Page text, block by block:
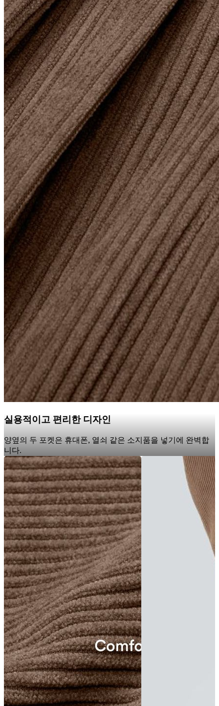
실용적이고 편리한 디자인
양옆의 두 포켓은 휴대폰, 열쇠 같은 소지품을 넣기에 완벽합
니다.